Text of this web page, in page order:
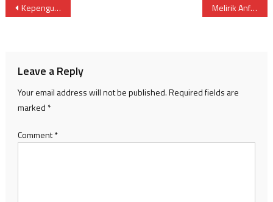
Post
Kepengurusan Baru, BEM Adakan Rekruitmen Melirik Anfield yang Semakin Angker untuk Liverpool, dan Era Baru Chelsea di Tangan Thomas Tuchell
Leave a Reply
Your email address will not be published.Required fields are
marked *
Comment*